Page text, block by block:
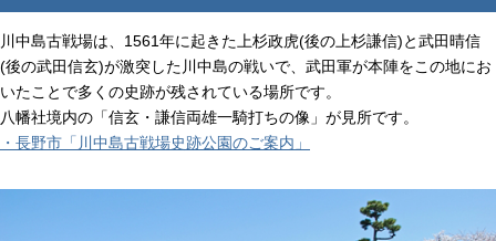
川中島古戦場は、1561年に起きた上杉政虎(後の上杉謙信)と武田晴信
(後の武田信玄)が激突した川中島の戦いで、武田軍が本陣をこの地にお
いたことで多くの史跡が残されている場所です。
八幡社境内の「信玄・謙信両雄一騎打ちの像」が見所です。
・長野市「川中島古戦場史跡公園のご案内」